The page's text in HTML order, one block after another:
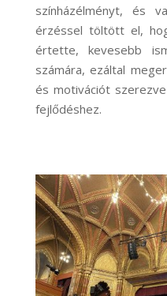
színházélményt, és
érzéssel töltött el,
értette, kevesebb
számára, ezáltal
és motivációt
fejlődéshez.